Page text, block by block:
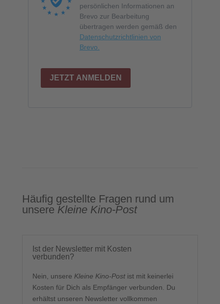
persönlichen Informationen an
Brevo zur Bearbeitung
übertragen werden gemäß den
Datenschutzrichtlinien von
Brevo.
JETZT ANMELDEN
Häufig gestellte Fragen rund um
unsere Kleine Kino-Post
Ist der Newsletter mit Kosten
verbunden?
Nein, unsere Kleine Kino-Postist mit keinerlei
Kosten für Dich als Empfänger verbunden. Du
erhältst unseren Newsletter vollkommen